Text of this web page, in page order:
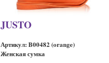
JUSTO
Артикул: B00482 (orange)
Женская сумка